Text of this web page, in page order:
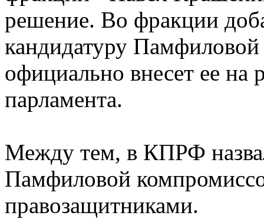
решение. Во фракции
кандидатуру Памфиловой
официально внесет ее на
парламента.
Между тем, в КПРФ
Памфиловой
правозащитниками.